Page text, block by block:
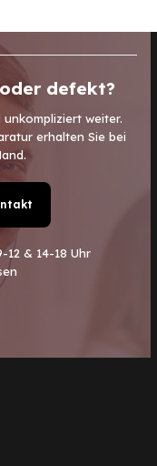
defekt?
weiter.
erhalten Sie bei
12 & 14-18 Uhr